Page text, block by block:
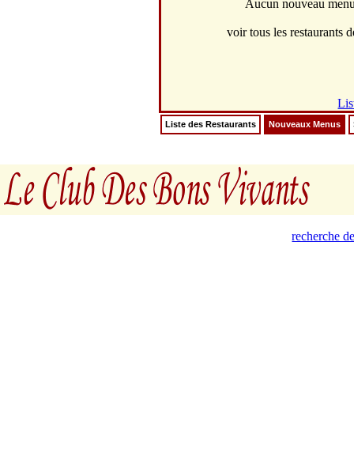
Aucun nouveau
voir tous les restaurants
Liste des Restaurants Nouveaux Menus
recherche